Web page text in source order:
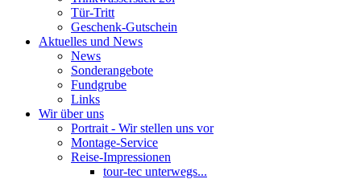
Tür-Tritt
Geschenk-Gutschein
Aktuelles und News
News
Sonderangebote
Fundgrube
Links
Wir über uns
Portrait - Wir stellen uns vor
Montage-Service
Reise-Impressionen
tour-tec unterwegs...